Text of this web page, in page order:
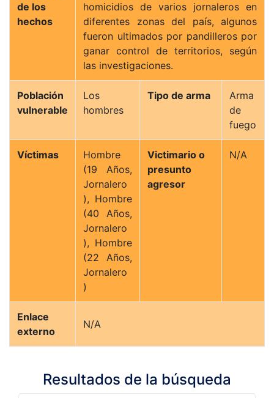
de los
hechos
homicidios de varios jornaleros en
diferentes zonas del país, algunos
fueron ultimados por pandilleros por
ganar control de territorios, según
las investigaciones.
Población
vulnerable
Los
hombres
Tipo de arma
Arma
de
fuego
Víctimas
Hombre
(19 Años,
Jornalero
), Hombre
(40 Años,
Jornalero
), Hombre
(22 Años,
Jornalero
)
Victimario o
presunto
agresor
N/A
Enlace
externo
N/A
Resultados de la búsqueda